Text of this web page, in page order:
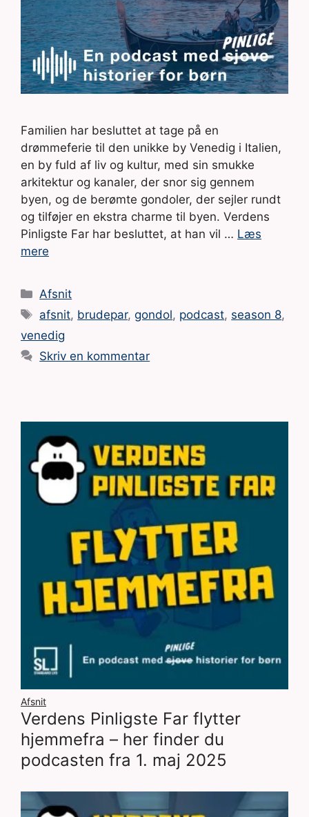
Familien har besluttet at tage på en
drømmeferie til den unikke by Venedig i Italien,
en by fuld af liv og kultur, med sin smukke
arkitektur og kanaler, der snor sig gennem
byen, og de berømte gondoler, der sejler rundt
og tilføjer en ekstra charme til byen. Verdens
Pinligste Far har besluttet, at han vil … Læs
mere
Kategorier
Afsnit
Tags
afsnit, brudepar,gondol, podcast, season 8,
venedig
Skriv en kommentar
Afsnit
Verdens Pinligste Far flytter
hjemmefra – her finder du
podcasten fra 1. maj 2025